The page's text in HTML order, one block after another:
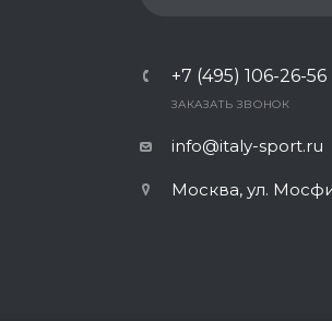
+7 (495) 106-26-56
ЗАКАЗАТЬ ЗВОНОК
info@italy-sport.ru
Москва, ул.